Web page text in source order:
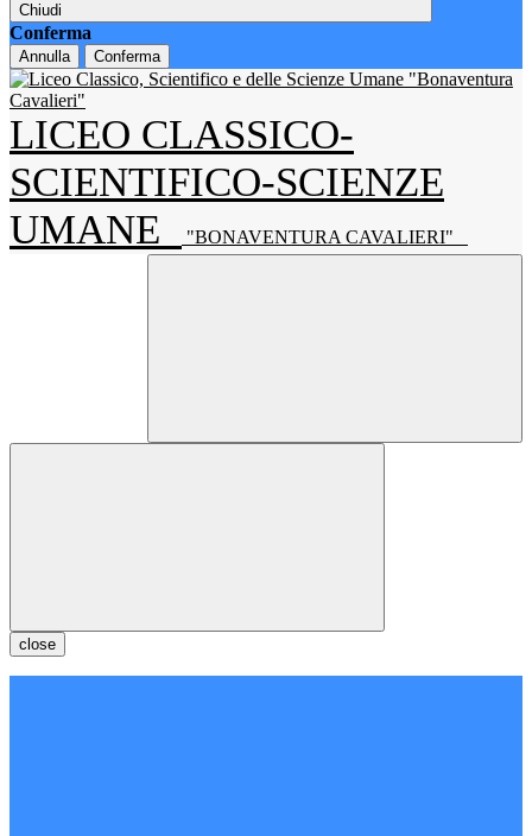
Chiudi
Conferma
Annulla Conferma
LICEO CLASSICO-
SCIENTIFICO-SCIENZE
UMANE
"BONAVENTURA CAVALIERI"
close